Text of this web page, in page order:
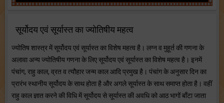
सूर्योदय एवं सूर्यास्त का ज्योतिषीय महत्व
ज्योतिष शास्त्र में सूर्योदय एवं सूर्यास्त का विशेष महत्व है। लग्न व मुहूर्त की गणना के
अलावा अन्य ज्योतिषीय गणना के लिए सूर्योदय एवं सूर्यास्त का विशेष महत्व है। इनमें
पंचांग, राहु काल, व्रत व त्यौहार जन्म काल आदि प्रमुख है। पंचांग के अनुसार दिन का
प्रारंभ स्थानीय सूर्योदय के साथ होता है और अगले सूर्यास्त के साथ समाप्त होता है। वहीं
राहु काल ज्ञात करने की विधि में सूर्योदय से सूर्यास्त की अवधि को आठ भागों बाँटा जाता